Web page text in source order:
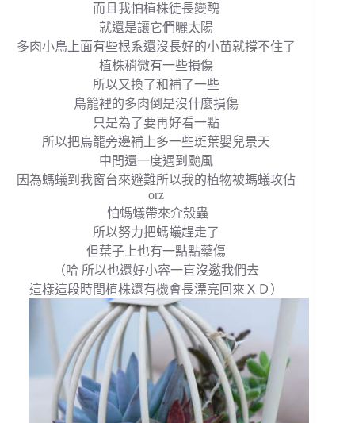
而且我怕植株徒長變醜
就還是讓它們曬太陽
多肉小鳥上面有些根系還沒長好的小苗就撐不住了
植株稍微有一些損傷
所以又換了和補了一些
鳥籠裡的多肉倒是沒什麼損傷
只是為了要再好看一點
所以把鳥籠旁邊補上多一些斑葉嬰兒景天
中間還一度遇到颱風
因為螞蟻到我窗台來避難所以我的植物被螞蟻攻佔
orz
怕螞蟻帶來介殼蟲
所以努力把螞蟻趕走了
但葉子上也有一點點藥傷
（哈 所以也還好小容一直沒邀我們去
這樣這段時間植株還有機會長漂亮回來ＸＤ）